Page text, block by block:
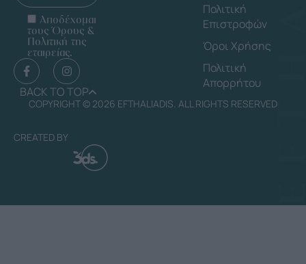
Αποδέχομαι
τους Όρους &
Πολιτική της
εταιρείας.
BACK TO TOP
Πολιτική
Επιστροφών
Όροι Χρήσης
Πολιτική
Απορρήτου
COPYRIGHT © 2026 EFTHALIADIS. ALL RIGHTS RESERVED
CREATED BY